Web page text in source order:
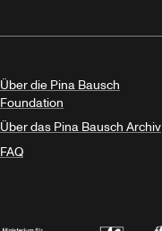
Über die Pina Bausch
Foundation
Über das Pina Bausch Archiv
FAQ